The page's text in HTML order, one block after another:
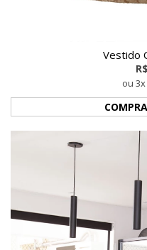
Vestido
ou